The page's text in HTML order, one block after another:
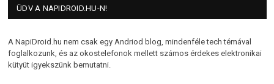
ÜDV A NAPIDROID.HU-N!
A NapiDroid.hu nem csak egy Andriod blog, mindenféle tech témával
foglalkozunk, és az okostelefonok mellett számos érdekes elektronikai
kütyüt igyekszünk bemutatni.